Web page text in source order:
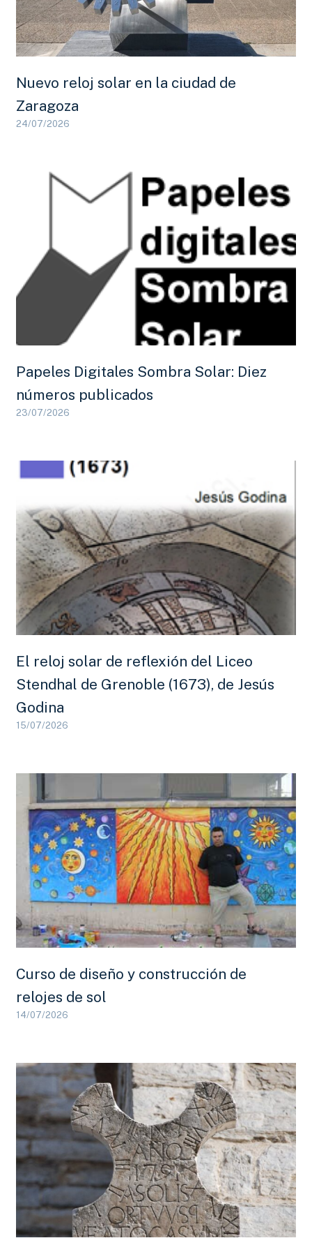
Nuevo reloj solar en la ciudad de
Zaragoza
24/07/2026
Papeles Digitales Sombra Solar: Diez
números publicados
23/07/2026
El reloj solar de reflexión del Liceo
Stendhal de Grenoble (1673), de Jesús
Godina
15/07/2026
Curso de diseño y construcción de
relojes de sol
14/07/2026